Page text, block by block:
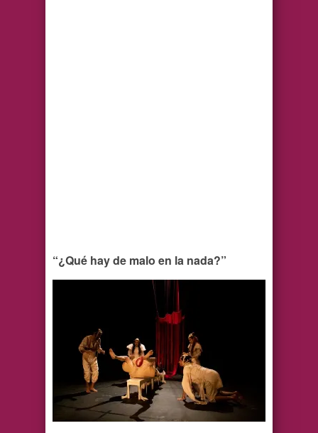
“¿Qué hay de malo en la nada?”